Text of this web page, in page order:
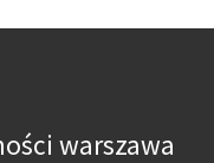
warszawa